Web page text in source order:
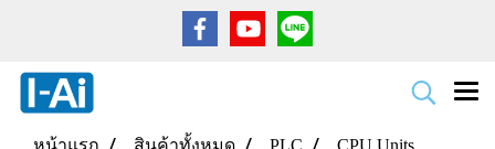
หน้าแรก สินค้าทั้งหมด PLC
CPU Units